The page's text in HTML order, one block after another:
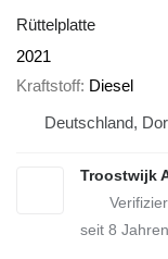
Rüttelplatte
2021
Kraftstoff Diesel
Deutschland,
Troostwijk
seit 8